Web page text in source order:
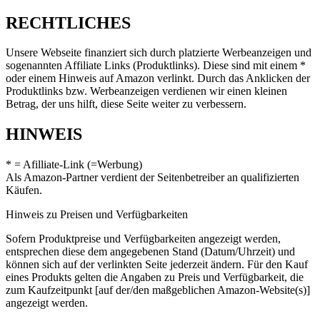
RECHTLICHES
Unsere Webseite finanziert sich durch platzierte Werbeanzeigen und
sogenannten Affiliate Links (Produktlinks). Diese sind mit einem *
oder einem Hinweis auf Amazon verlinkt. Durch das Anklicken der
Produktlinks bzw. Werbeanzeigen verdienen wir einen kleinen
Betrag, der uns hilft, diese Seite weiter zu verbessern.
HINWEIS
* = Afilliate-Link (=Werbung)
Als Amazon-Partner verdient der Seitenbetreiber an qualifizierten
Käufen.
Hinweis zu Preisen und Verfügbarkeiten
Sofern Produktpreise und Verfügbarkeiten angezeigt werden,
entsprechen diese dem angegebenen Stand (Datum/Uhrzeit) und
können sich auf der verlinkten Seite jederzeit ändern. Für den Kauf
eines Produkts gelten die Angaben zu Preis und Verfügbarkeit, die
zum Kaufzeitpunkt [auf der/den maßgeblichen Amazon-Website(s)]
angezeigt werden.